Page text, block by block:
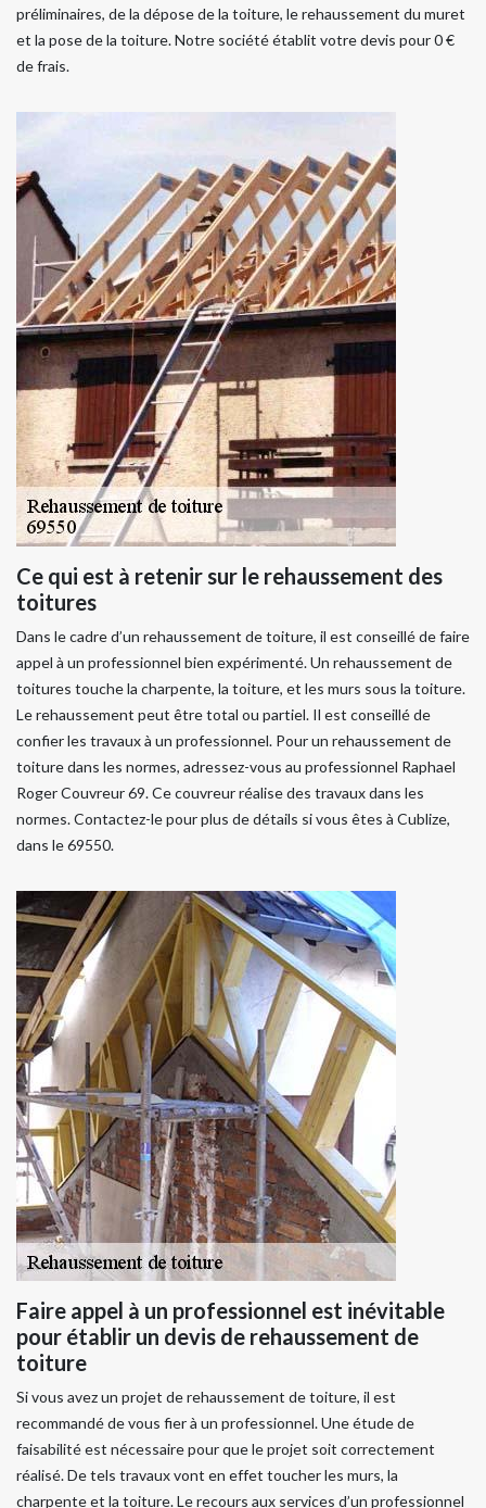
préliminaires, de la dépose de la toiture, le rehaussement du muret
et la pose de la toiture. Notre société établit votre devis pour 0 €
de frais.
Ce qui est à retenir sur le rehaussement des
toitures
Dans le cadre d’un rehaussement de toiture, il est conseillé de faire
appel à un professionnel bien expérimenté. Un rehaussement de
toitures touche la charpente, la toiture, et les murs sous la toiture.
Le rehaussement peut être total ou partiel. Il est conseillé de
confier les travaux à un professionnel. Pour un rehaussement de
toiture dans les normes, adressez-vous au professionnel Raphael
Roger Couvreur 69. Ce couvreur réalise des travaux dans les
normes. Contactez-le pour plus de détails si vous êtes à Cublize,
dans le 69550.
Faire appel à un professionnel est inévitable
pour établir un devis de rehaussement de
toiture
Si vous avez un projet de rehaussement de toiture, il est
recommandé de vous fier à un professionnel. Une étude de
faisabilité est nécessaire pour que le projet soit correctement
réalisé. De tels travaux vont en effet toucher les murs, la
charpente et la toiture. Le recours aux services d’un professionnel